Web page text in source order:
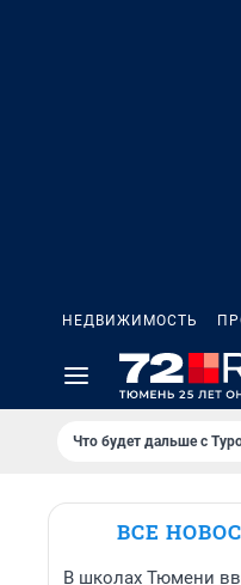
НЕДВИЖИМОСТЬ
Что будет дальше с
ВСЕ
В школах Тюмени